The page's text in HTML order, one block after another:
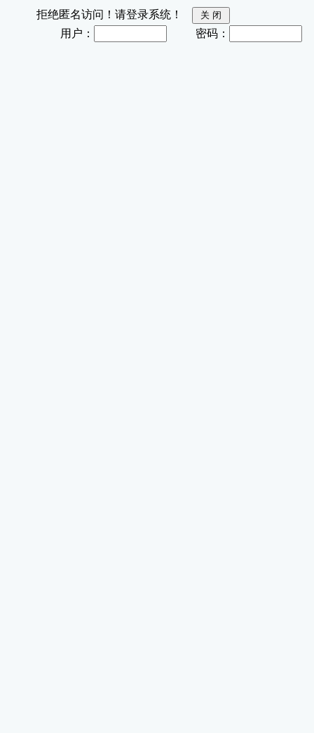
拒绝匿名访问！请登录系统！
用户：
密码：